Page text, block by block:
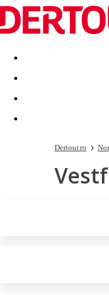
Destinatii Vacanta
Dertour.ro